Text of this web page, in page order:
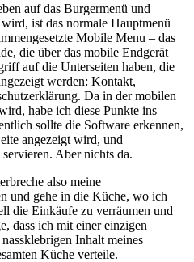
auf das Burgermenü und
ist das normale Hauptmenü
Mobile Menu – das
die über das mobile Endgerät
auf die Unterseiten haben, die
werden: Kontakt,
Da in der mobilen
habe ich diese Punkte ins
sollte die Software erkennen,
angezeigt wird, und
Aber nichts da.
also meine
und gehe in die Küche, wo ich
die Einkäufe zu verräumen und
dass ich mit einer einzigen
Inhalt meines
Küche verteile.